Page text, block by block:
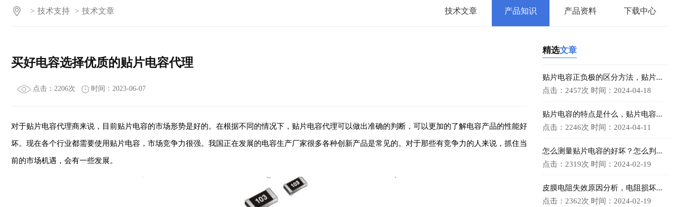
> 技术支持 > 技术文章 技术文章 产品知识 产品资料 下载中心
买好电容选择优质的贴片电容代理
点击：2206次 时间：2023-06-07
对于贴片电容代理商来说，目前贴片电容的市场形势是好的。在根据不同的情况下，贴片电容代理可以做出准确的判断，可以更加的了解电容产品的性能好
坏。现在各个行业都需要使用贴片电容，市场竞争力很强。我国正在发展的电容生产厂家很多各种创新产品是常见的。对于那些有竞争力的人来说，抓住当
前的市场机遇，会有一些发展。
精选文章
贴片电容正负极的区分方法，贴片...
点击：2457次 时间：2024-04-18
贴片电容的特点是什么，贴片电容...
点击：2246次 时间：2024-04-11
怎么测量贴片电容的好坏？怎么判...
点击：2319次 时间：2024-02-19
皮膜电阻失效原因分析，电阻损坏...
点击：2362次 时间：2024-02-19